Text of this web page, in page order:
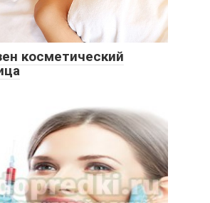
косметический